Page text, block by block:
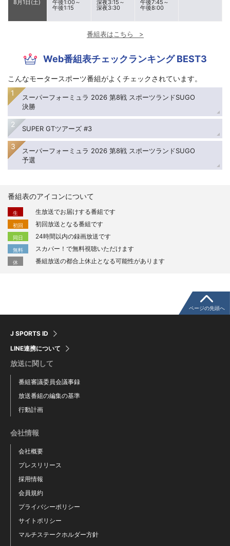
8月1日(土) 午後1:00～
午後1:15
深夜3:15～
深夜3:30
午後7:45～
午後8:00
番組表はこちら
Web番組表チェックランキング BEST3
こんなモータースポーツ番組がよくチェックされています。
スーパーフォーミュラ 2026 第8戦 スポーツランドSUGO
決勝
SUPER GTツアーズ #3
スーパーフォーミュラ 2026 第8戦 スポーツランドSUGO
予選
番組表のアイコンについて
生 生放送でお届けする番組です
初回 初回放送となる番組です
同日 24時間以内の録画放送です
無料 スカパー！で無料視聴いただけます
休 番組放送の都合上休止となる可能性があります
J SPORTS ID
LINE連携について
放送に関して
番組審議委員会議事録
放送番組の編集の基準
行動計画
会社情報
会社概要
プレスリリース
採用情報
会員規約
プライバシーポリシー
サイトポリシー
マルチステークホルダー方針
ページの先頭へ